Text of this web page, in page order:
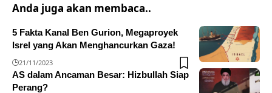
Anda juga akan membaca..
5 Fakta Kanal Ben Gurion, Megaproyek
Isrel yang Akan Menghancurkan Gaza!
21/11/2023
AS dalam Ancaman Besar: Hizbullah Siap
Perang?